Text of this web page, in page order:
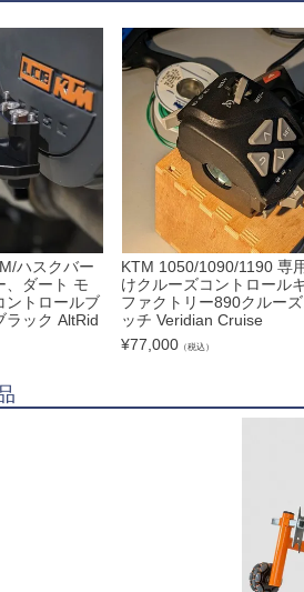
ハスクバー
、ダート モ
ントロールブ
ラック AltRid
KTM 1050/1090/1190 専
けクルーズコントロール
ファクトリー890クルー
ッチ Veridian Cruise
¥77,000 （税込）